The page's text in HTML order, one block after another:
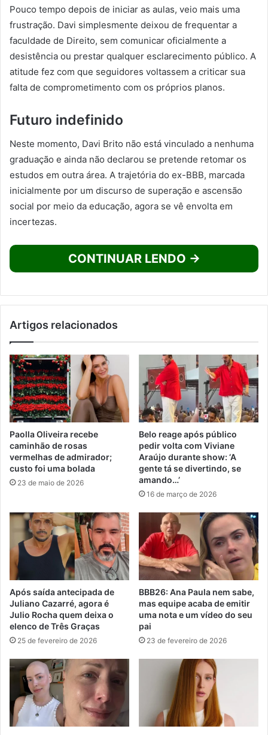
Pouco tempo depois de iniciar as aulas, veio mais uma
frustração. Davi simplesmente deixou de frequentar a
faculdade de Direito, sem comunicar oficialmente a
desistência ou prestar qualquer esclarecimento público. A
atitude fez com que seguidores voltassem a criticar sua
falta de comprometimento com os próprios planos.
Futuro indefinido
Neste momento, Davi Brito não está vinculado a nenhuma
graduação e ainda não declarou se pretende retomar os
estudos em outra área. A trajetória do ex-BBB, marcada
inicialmente por um discurso de superação e ascensão
social por meio da educação, agora se vê envolta em
incertezas.
CONTINUAR LENDO →
Artigos relacionados
Paolla Oliveira recebe
caminhão de rosas
vermelhas de admirador;
custo foi uma bolada
23 de maio de 2026
Belo reage após público
pedir volta com Viviane
Araújo durante show: ‘A
gente tá se divertindo, se
amando…’
16 de março de 2026
Após saída antecipada de
Juliano Cazarré, agora é
Julio Rocha quem deixa o
elenco de Três Graças
25 de fevereiro de 2026
BBB26: Ana Paula nem sabe,
mas equipe acaba de emitir
uma nota e um vídeo do seu
pai
23 de fevereiro de 2026